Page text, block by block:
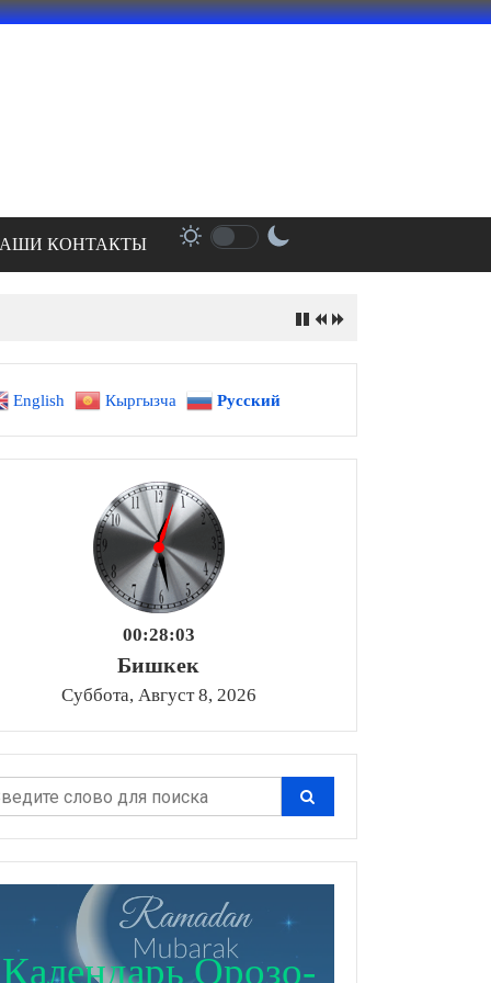
КОНТАКТЫ
English Кыргызча Русский
00:28:05
Бишкек
Суббота, Август 8, 2026
Календарь Орозо-